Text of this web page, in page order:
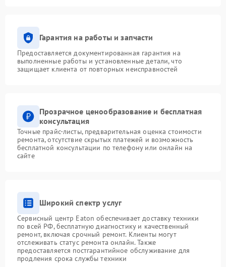
Гарантия на работы и запчасти
Предоставляется документированная гарантия на
выполненные работы и установленные детали, что
защищает клиента от повторных неисправностей
Прозрачное ценообразование и бесплатная
консультация
Точные прайс-листы, предварительная оценка стоимости
ремонта, отсутствие скрытых платежей и возможность
бесплатной консультации по телефону или онлайн на
сайте
Широкий спектр услуг
Сервисный центр Eaton обеспечивает доставку техники
по всей РФ, бесплатную диагностику и качественный
ремонт, включая срочный ремонт. Клиенты могут
отслеживать статус ремонта онлайн. Также
предоставляется постгарантийное обслуживание для
продления срока службы техники